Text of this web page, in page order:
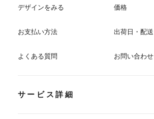
デザインをみる 価格
お支払い方法 出荷日・配送
よくある質問 お問い合わせ
サービス詳細